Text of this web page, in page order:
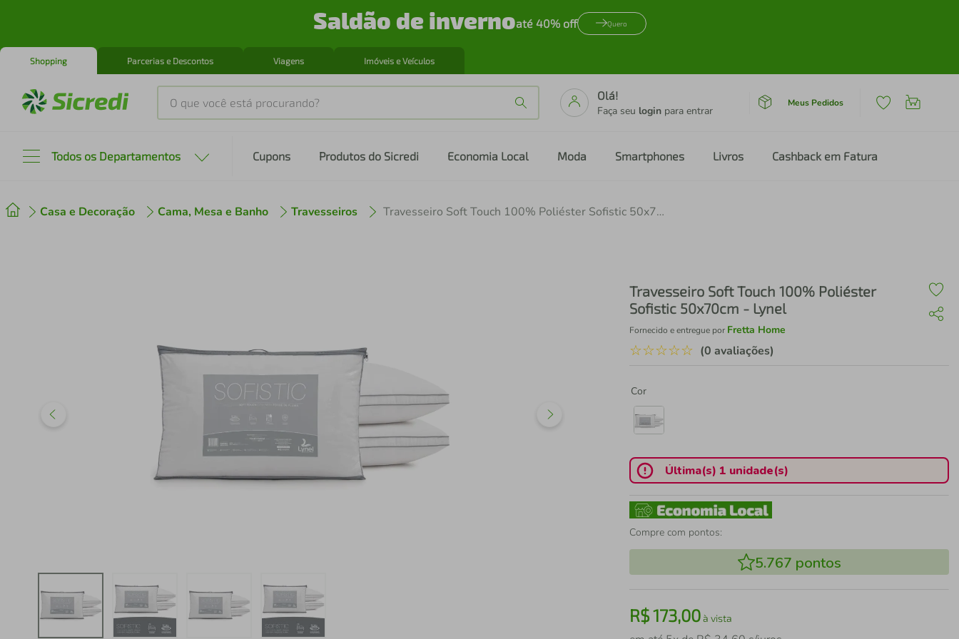
Saldão de invernoaté 40% off Quero
Shopping Parcerias e Descontos Viagens Imóveis e Veículos
O que você está procurando?
Olá!
Faça seu login para entrar
Meus Pedidos
Todos os Departamentos Cupons Produtos do Sicredi Economia Local Moda Smartphones Livros Cashback em Fatura
Casa e Decoração Cama, Mesa e Banho Travesseiros Travesseiro Soft Touch 100% Poliéster Sofistic 50x70cm - Lynel
Travesseiro Soft Touch 100% Poliéster
Sofistic 50x70cm - Lynel
Fornecido e entregue por Fretta Home
☆☆☆☆☆ (0 avaliações)
Cor
Última(s) 1 unidade(s)
Compre com pontos:
5.767 pontos
R$173,00à vista
º cafeteira